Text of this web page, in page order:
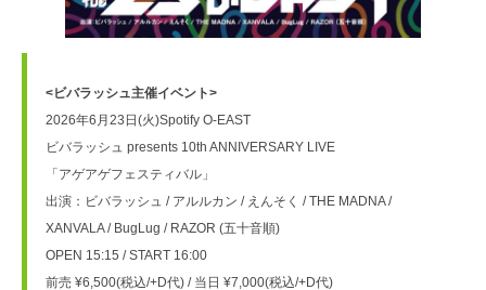
<ビバラッシュ主催イベント>
2026年6月23日(火)Spotify O-EAST
ビバラッシュ presents 10th ANNIVERSARY LIVE
「アゲアゲフェスティバル」
出演：ビバラッシュ / アルルカン / えんそく / THE MADNA /
XANVALA / BugLug / RAZOR (五十音順)
OPEN 15:15 / START 16:00
前売 ¥6,500(税込/+D代) / 当日 ¥7,000(税込/+D代)